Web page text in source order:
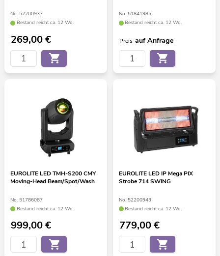
No. 52200937
Bestand reicht ca. 12 Wo.
269,00€
No. 51841985
Bestand reicht ca. 12 Wo.
Preis auf Anfrage
EUROLITE LED TMH-S200 CMY
Moving-Head Beam/Spot/Wash
No. 51786087
Bestand reicht ca. 12 Wo.
999,00€
EUROLITE LED IP Mega PIX
Strobe 714 SWING
No. 52200943
Bestand reicht ca. 12 Wo.
779,00€